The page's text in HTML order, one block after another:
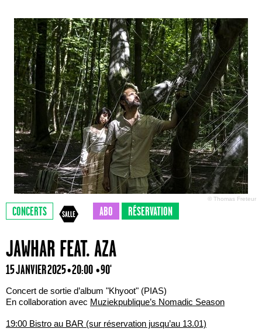
© Thomas Freteur
CONCERTS ABO RÉSERVATION
JAWHAR FEAT. AZA
15 JANVIER 2025 • 20:00 • 90'
Concert de sortie d’album "Khyoot" (PIAS)
En collaboration avec Muziekpublique’s Nomadic Season
19:00 Bistro au BAR (sur réservation jusqu’au 13.01)